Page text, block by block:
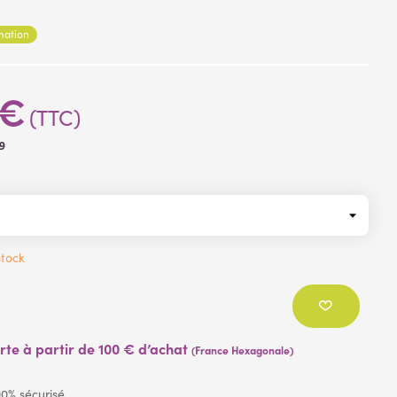
(TTC)
à partir de 100 € d’achat(France Hexagonale)